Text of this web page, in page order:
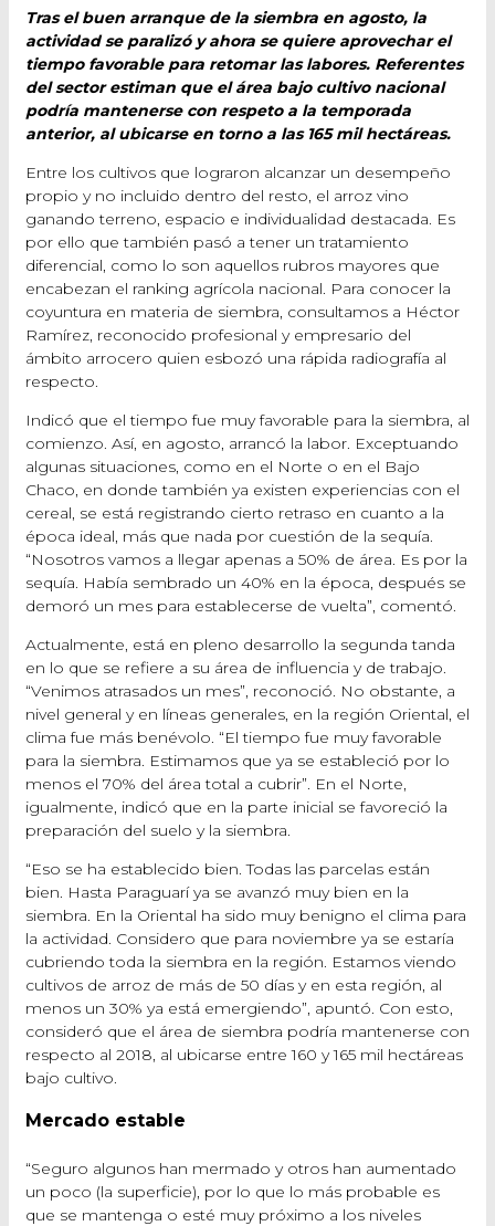
Tras el buen arranque de la siembra en agosto, la
actividad se paralizó y ahora se quiere aprovechar el
tiempo favorable para retomar las labores. Referentes
del sector estiman que el área bajo cultivo nacional
podría mantenerse con respeto a la temporada
anterior, al ubicarse en torno a las 165 mil hectáreas.
Entre los cultivos que lograron alcanzar un desempeño
propio y no incluido dentro del resto, el arroz vino
ganando terreno, espacio e individualidad destacada. Es
por ello que también pasó a tener un tratamiento
diferencial, como lo son aquellos rubros mayores que
encabezan el ranking agrícola nacional. Para conocer la
coyuntura en materia de siembra, consultamos a Héctor
Ramírez, reconocido profesional y empresario del
ámbito arrocero quien esbozó una rápida radiografía al
respecto.
Indicó que el tiempo fue muy favorable para la siembra, al
comienzo. Así, en agosto, arrancó la labor. Exceptuando
algunas situaciones, como en el Norte o en el Bajo
Chaco, en donde también ya existen experiencias con el
cereal, se está registrando cierto retraso en cuanto a la
época ideal, más que nada por cuestión de la sequía.
“Nosotros vamos a llegar apenas a 50% de área. Es por la
sequía. Había sembrado un 40% en la época, después se
demoró un mes para establecerse de vuelta”, comentó.
Actualmente, está en pleno desarrollo la segunda tanda
en lo que se refiere a su área de influencia y de trabajo.
“Venimos atrasados un mes”, reconoció. No obstante, a
nivel general y en líneas generales, en la región Oriental, el
clima fue más benévolo. “El tiempo fue muy favorable
para la siembra. Estimamos que ya se estableció por lo
menos el 70% del área total a cubrir”. En el Norte,
igualmente, indicó que en la parte inicial se favoreció la
preparación del suelo y la siembra.
“Eso se ha establecido bien. Todas las parcelas están
bien. Hasta Paraguarí ya se avanzó muy bien en la
siembra. En la Oriental ha sido muy benigno el clima para
la actividad. Considero que para noviembre ya se estaría
cubriendo toda la siembra en la región. Estamos viendo
cultivos de arroz de más de 50 días y en esta región, al
menos un 30% ya está emergiendo”, apuntó. Con esto,
consideró que el área de siembra podría mantenerse con
respecto al 2018, al ubicarse entre 160 y 165 mil hectáreas
bajo cultivo.
Mercado estable
“Seguro algunos han mermado y otros han aumentado
un poco (la superficie), por lo que lo más probable es
que se mantenga o esté muy próximo a los niveles